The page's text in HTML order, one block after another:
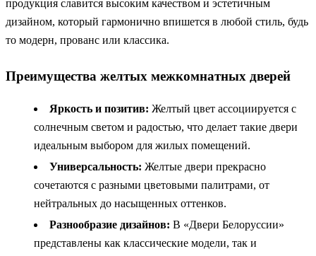
продукция славится высоким качеством и эстетичным
дизайном, который гармонично впишется в любой стиль, будь
то модерн, прованс или классика.
Преимущества желтых межкомнатных дверей
Яркость и позитив: Желтый цвет ассоциируется с
солнечным светом и радостью, что делает такие двери
идеальным выбором для жилых помещений.
Универсальность: Желтые двери прекрасно
сочетаются с разными цветовыми палитрами, от
нейтральных до насыщенных оттенков.
Разнообразие дизайнов: В «Двери Белоруссии»
представлены как классические модели, так и